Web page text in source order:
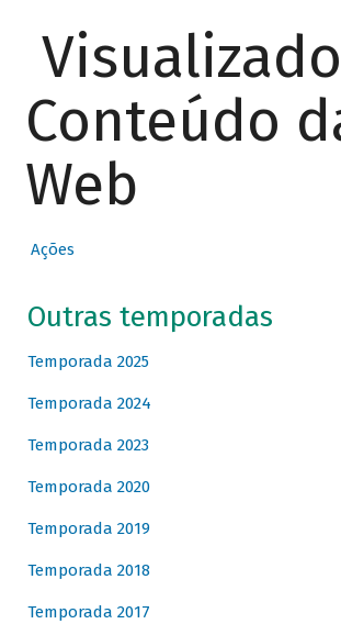
Conteúdo
Web
Ações
Outras temporadas
Temporada 2025
Temporada 2024
Temporada 2023
Temporada 2020
Temporada 2019
Temporada 2018
Temporada 2017